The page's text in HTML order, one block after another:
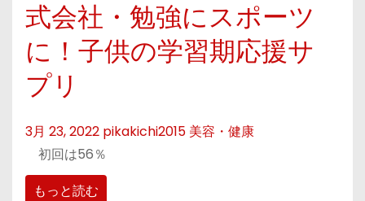
式会社・勉強にスポーツ
に！子供の学習期応援サ
プリ
3月 23, 2022 pikakichi2015 美容・健康
初回は56％
もっと読む